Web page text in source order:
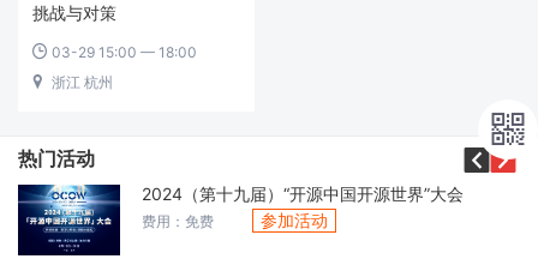
挑战与对策
 03-29 15:00 — 18:00
 浙江 杭州
热门活动 
2024（第十九届）“开源中国开源世界”大会
费用：免费 参加活动
